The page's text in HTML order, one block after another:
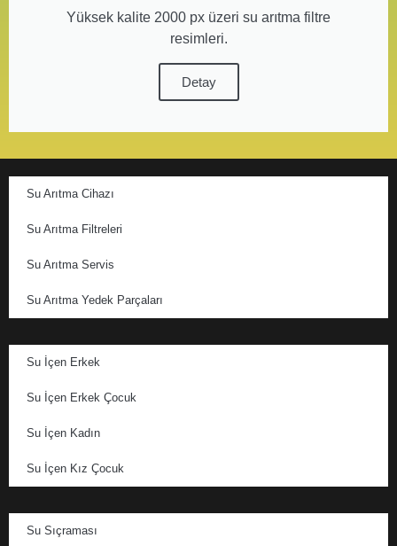
Yüksek kalite 2000 px üzeri su arıtma filtre
resimleri.
Detay
Su Arıtma Cihazı
Su Arıtma Filtreleri
Su Arıtma Servis
Su Arıtma Yedek Parçaları
Su İçen Erkek
Su İçen Erkek Çocuk
Su İçen Kadın
Su İçen Kız Çocuk
Su Sıçraması